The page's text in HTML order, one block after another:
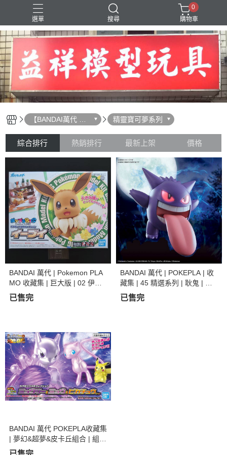
選單 搜尋
SD 三國創傑傳
0
購物車
【BANDAI萬代 組
裝模型】
精靈寶可夢系列
綜合排行 熱銷排行 最新上架 價格
BANDAI 萬代 | Pokemon PLA
MO 收藏集 | 巨大版 | 02 伊布 |
組裝模型
已售完
BANDAI 萬代 | POKEPLA | 收
藏集 | 45 精選系列 | 耿鬼 | 組
裝模型 | 現貨
已售完
BANDAI 萬代 POKEPLA收藏集
| 夢幻&超夢&皮卡丘組合 | 組裝
模型